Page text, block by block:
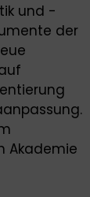
und -
der
Akademie